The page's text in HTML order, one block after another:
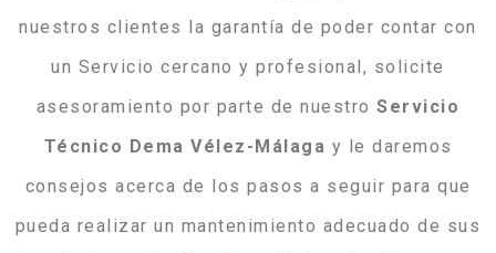
nuestros clientes la garantía de poder contar con
un Servicio cercano y profesional, solicite
asesoramiento por parte de nuestroServicio
Técnico Dema Vélez-Málaga y le daremos
consejos acerca de los pasos a seguir para que
pueda realizar un mantenimiento adecuado de sus